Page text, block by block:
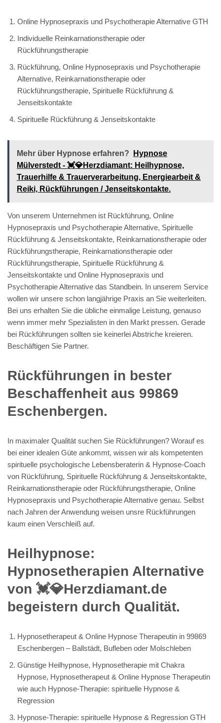
Online Hypnosepraxis und Psychotherapie Alternative GTH
Individuelle Reinkarnationstherapie oder
Rückführungstherapie
Rückführung, Online Hypnosepraxis und Psychotherapie
Alternative, Reinkarnationstherapie oder
Rückführungstherapie, Spirituelle Rückführung &
Jenseitskontakte
Spirituelle Rückführung & Jenseitskontakte
Mehr über Hypnose erfahren?
Hypnose
Mülverstedt - 💓️💎Herzdiamant: Heilhypnose,
Trauerhilfe & Trauerverarbeitung, Energiearbeit &
Reiki, Rückführungen / Jenseitskontakte.
Von unserem Unternehmen ist Rückführung, Online
Hypnosepraxis und Psychotherapie Alternative, Spirituelle
Rückführung & Jenseitskontakte, Reinkarnationstherapie oder
Rückführungstherapie, Reinkarnationstherapie oder
Rückführungstherapie, Spirituelle Rückführung &
Jenseitskontakte und Online Hypnosepraxis und
Psychotherapie Alternative das Standbein. In unserem Service
wollen wir unsere schon langjährige Praxis an Sie weiterleiten.
Bei uns erhalten Sie die übliche einmalige Leistung, genauso
wenn immer mehr Spezialisten in den Markt pressen. Gerade
bei Rückführungen sollten sie keinerlei Abstriche kreieren.
Beschäftigen Sie Partner.
Rückführungen in bester
Beschaffenheit aus 99869
Eschenbergen.
In maximaler Qualität suchen Sie Rückführungen? Worauf es
bei einer idealen Güte ankommt, wissen wir als kompetenten
spirituelle psychologische Lebensberaterin & Hypnose-Coach
von Rückführung, Spirituelle Rückführung & Jenseitskontakte,
Reinkarnationstherapie oder Rückführungstherapie, Online
Hypnosepraxis und Psychotherapie Alternative genau. Selbst
nach Jahren der Anwendung weisen unsre Rückführungen
kaum einen Verschleiß auf.
Heilhypnose:
Hypnosetherapien Alternative
von 💓️💎Herzdiamant.de
begeistern durch Qualität.
Hypnosetherapeut & Online Hypnose Therapeutin in 99869
Eschenbergen – Ballstädt, Bufleben oder Molschleben
Günstige Heilhypnose, Hypnosetherapie mit Chakra
Hypnose, Hypnosetherapeut & Online Hypnose Therapeutin
wie auch Hypnose-Therapie: spirituelle Hypnose &
Regression
Hypnose-Therapie: spirituelle Hypnose & Regression GTH